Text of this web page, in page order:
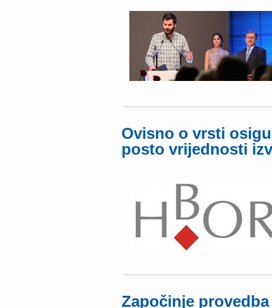
Ovisno o vrsti
posto vrijednosti
Započinje